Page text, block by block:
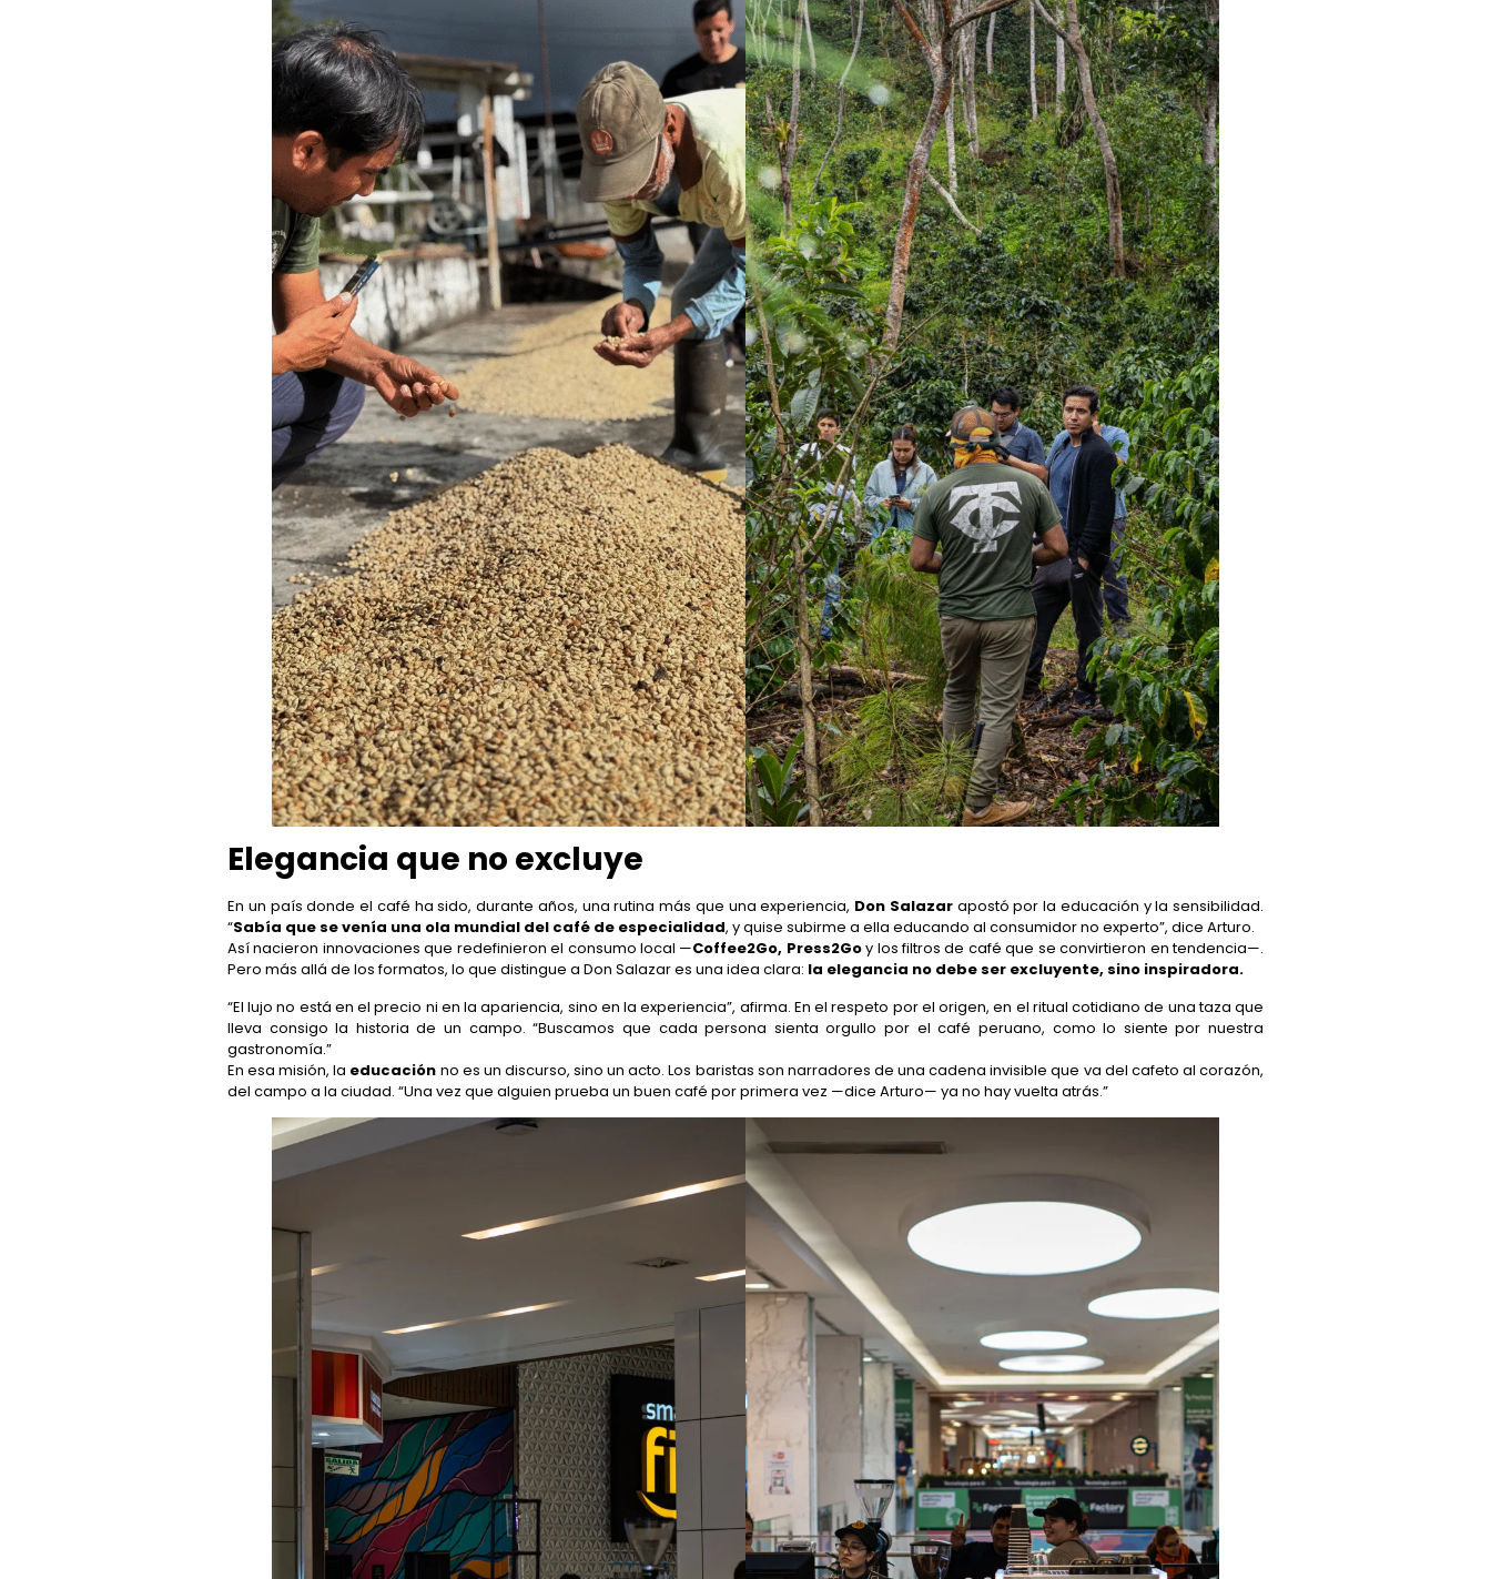
Elegancia que no excluye
En un país donde el café ha sido, durante años, una rutina más que una experiencia, Don Salazarapostó por la educación y la sensibilidad.
“Sabía que se venía una ola mundial del café de especialidad, y quise subirme a ella educando al consumidor no experto”, dice Arturo.
Así nacieron innovaciones que redefinieron el consumo local —Coffee2Go, Press2Goy los filtros de café que se convirtieron en tendencia—.
Pero más allá de los formatos, lo que distingue a Don Salazar es una idea clara: la elegancia no debe ser excluyente, sino inspiradora.
“El lujo no está en el precio ni en la apariencia, sino en la experiencia”, afirma. En el respeto por el origen, en el ritual cotidiano de una taza que
lleva consigo la historia de un campo. “Buscamos que cada persona sienta orgullo por el café peruano, como lo siente por nuestra
gastronomía.”
En esa misión, la educación no es un discurso, sino un acto. Los baristas son narradores de una cadena invisible que va del cafeto al corazón,
del campo a la ciudad. “Una vez que alguien prueba un buen café por primera vez —dice Arturo— ya no hay vuelta atrás.”